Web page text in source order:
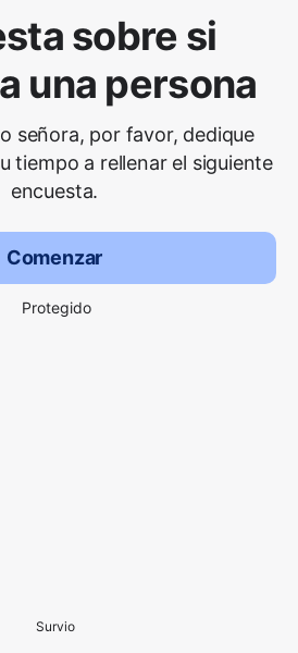
sobre si
una persona
señora, por favor, dedique
tiempo a rellenar el siguiente
encuesta.
Comenzar
Protegido
Survio